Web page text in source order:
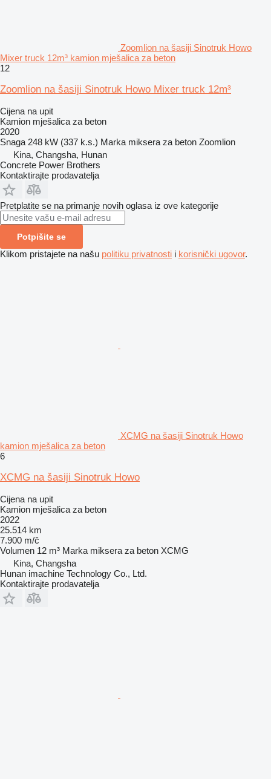
Zoomlion na šasiji Sinotruk Howo
Mixer truck 12m³ kamion mješalica za beton
12
Zoomlion na šasiji Sinotruk Howo Mixer truck 12m³
Cijena na upit
Kamion mješalica za beton
2020
Snaga 248 kW (337 k.s.) Marka miksera za beton Zoomlion
Kina, Changsha, Hunan
Concrete Power Brothers
Kontaktirajte prodavatelja
Pretplatite se na primanje novih oglasa iz ove kategorije
Potpišite se
Klikom pristajete na našu politiku privatnosti i korisnički ugovor.
XCMG na šasiji Sinotruk Howo
kamion mješalica za beton
6
XCMG na šasiji Sinotruk Howo
Cijena na upit
Kamion mješalica za beton
2022
25.514 km
7.900 m/č
Volumen 12 m³ Marka miksera za beton XCMG
Kina, Changsha
Hunan imachine Technology Co., Ltd.
Kontaktirajte prodavatelja